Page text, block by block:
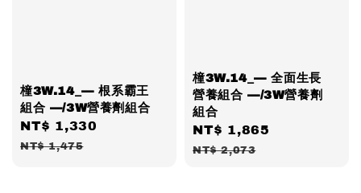
橦3W.14_— 根系霸王
組合 —/3W營養劑組合
Sale
price
NT$ 1,330
NT$ 1,475
橦3W.14_— 全面生長
營養組合 —/3W營養劑
組合
Sale
price
NT$ 1,865
NT$ 2,073